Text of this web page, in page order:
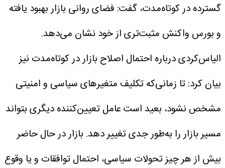
گسترده در کوتاه‌مدت، گفت: فضای روانی بازار بهبود یافته
و بورس واکنش مثبت‌تری از خود نشان می‌دهد.
الیاس‌کردی درباره احتمال اصلاح بازار در کوتاه‌مدت نیز
بیان کرد: تا زمانی‌که تکلیف متغیرهای سیاسی و امنیتی
مشخص نشود، بعید است عامل تعیین‌کننده دیگری بتواند
مسیر بازار را به‌طور جدی تغییر دهد. بازار در حال حاضر
بیش از هر چیز تحولات سیاسی، احتمال توافقات و یا وقوع